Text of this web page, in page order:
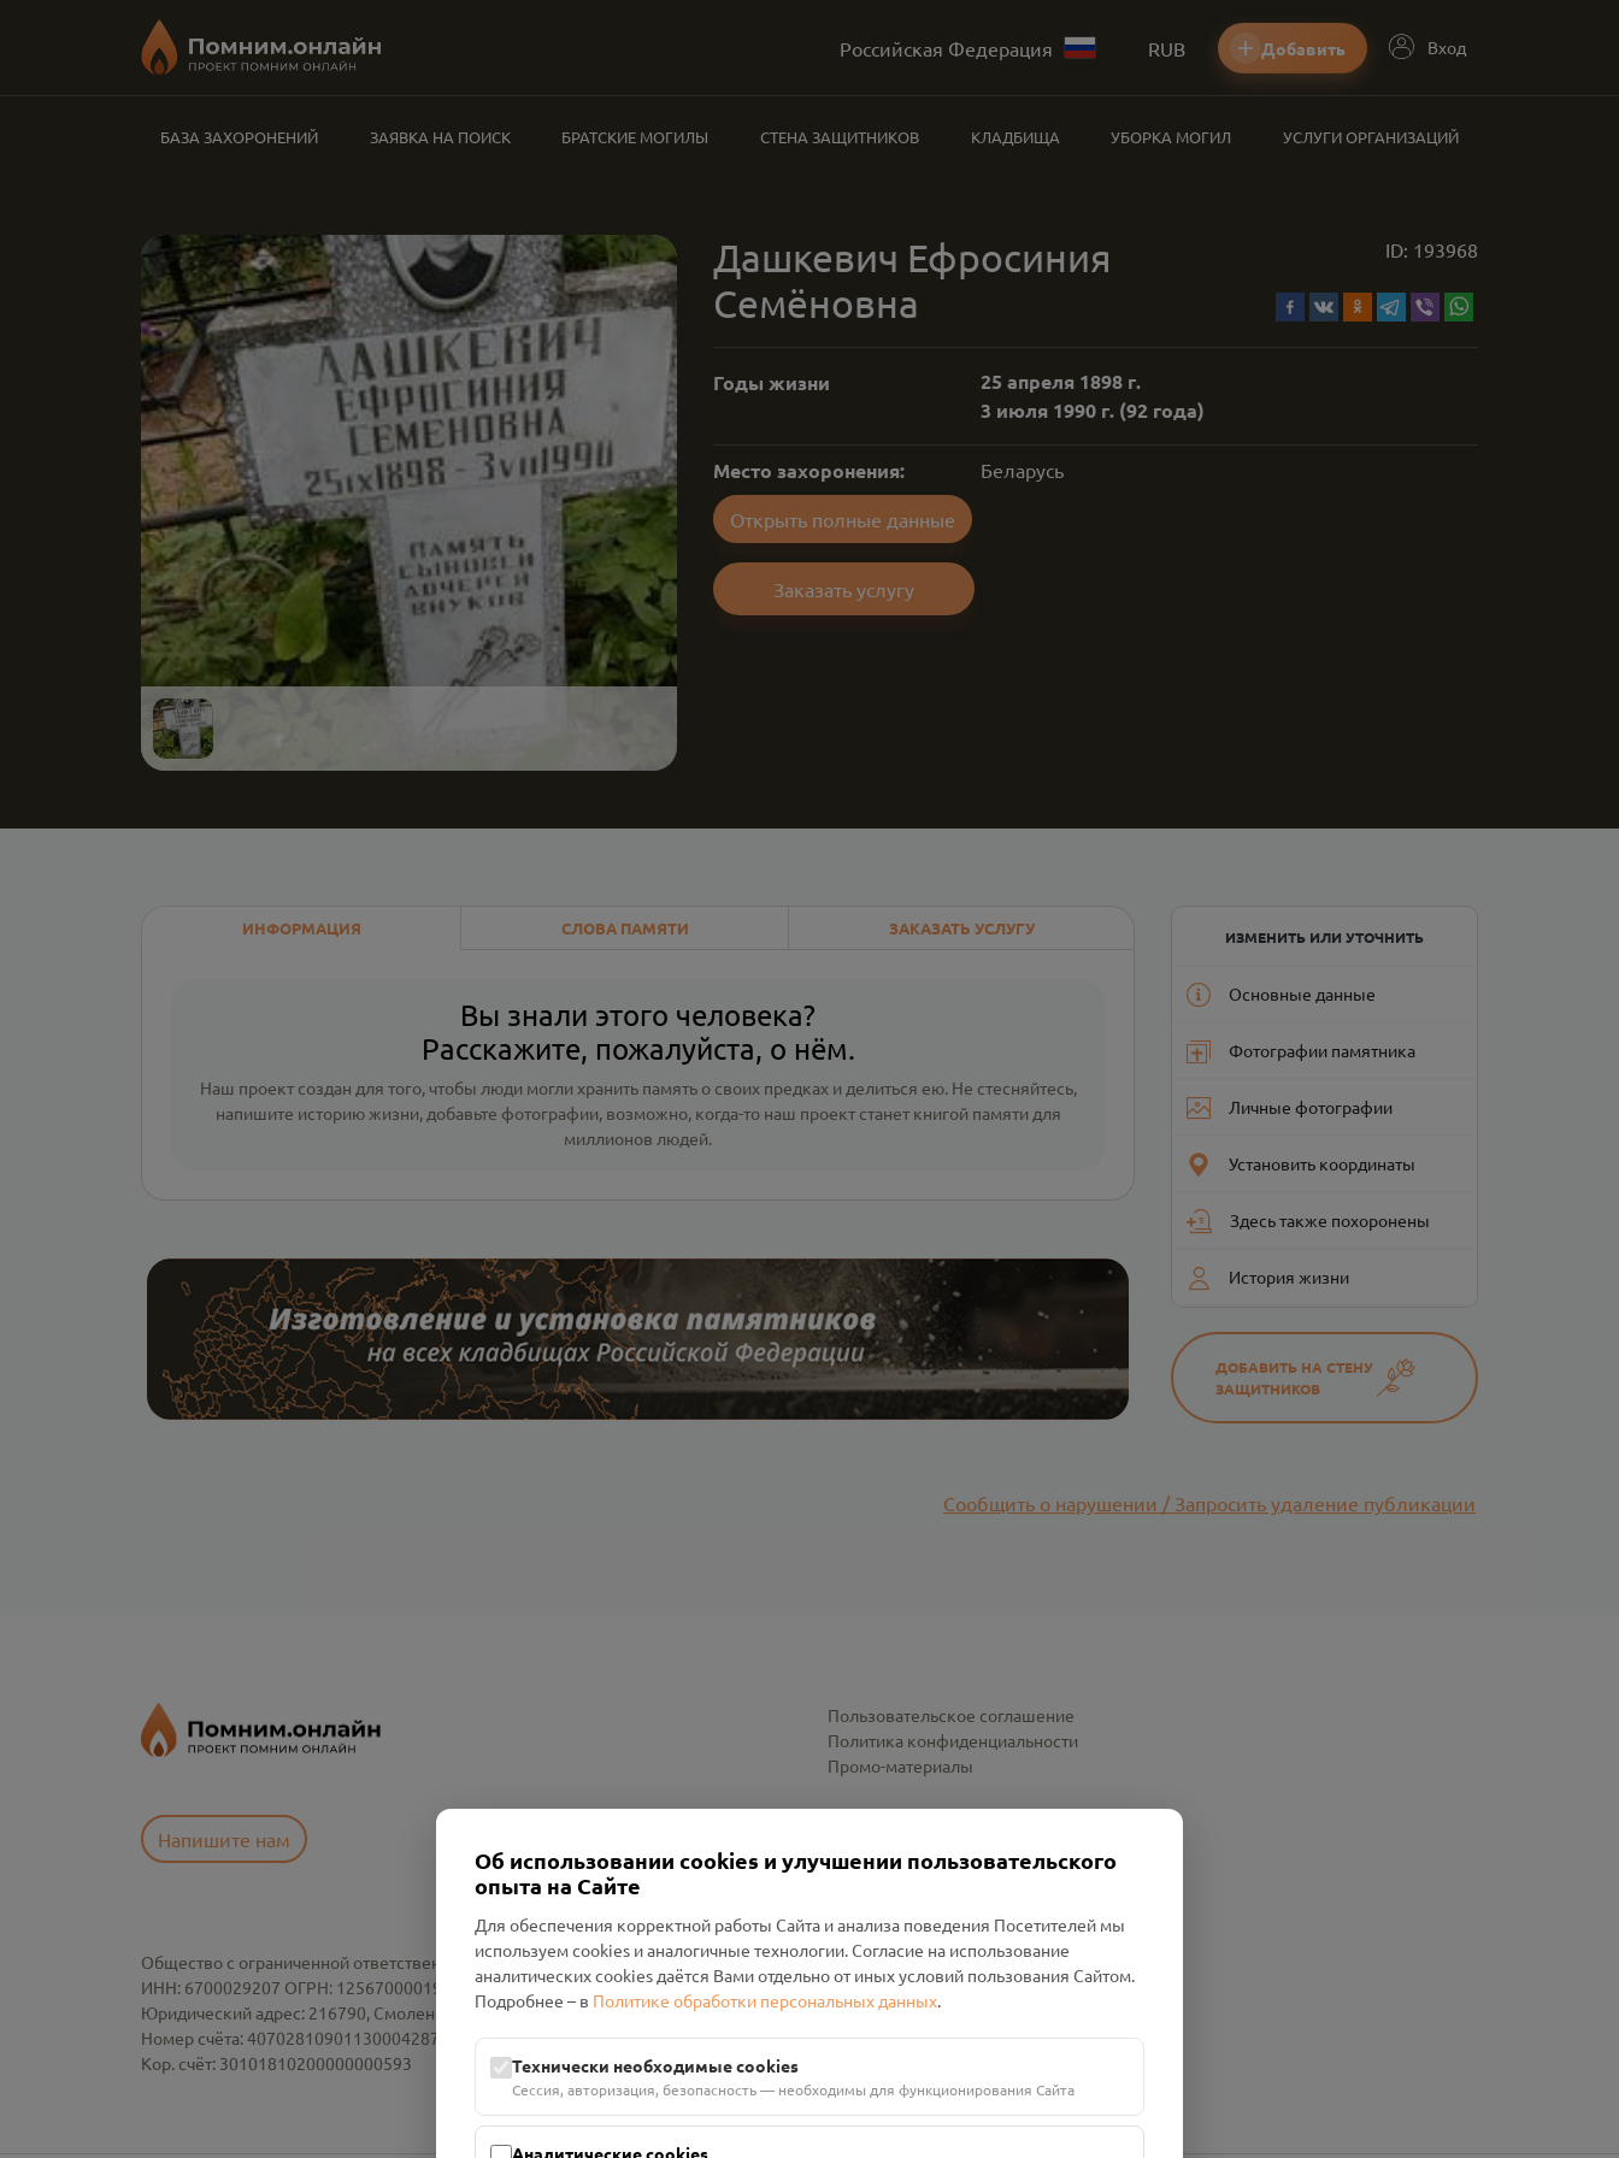
Российская Федерация RUB Добавить Вход
БАЗА ЗАХОРОНЕНИЙ ЗАЯВКА НА ПОИСК БРАТСКИЕ МОГИЛЫ СТЕНА ЗАЩИТНИКОВ КЛАДБИЩА УБОРКА МОГИЛ УСЛУГИ ОРГАНИЗАЦИЙ
Дашкевич Ефросиния
Семёновна
ID: 193968
Годы жизни
25 апреля 1898 г.
3 июля 1990 г. (92 года)
Место захоронения: Беларусь
Открыть полные данные
Заказать услугу
ИНФОРМАЦИЯ СЛОВА ПАМЯТИ ЗАКАЗАТЬ УСЛУГУ
Вы знали этого человека?
Расскажите, пожалуйста, о нём.
Наш проект создан для того, чтобы люди могли хранить память о своих предках и делиться ею. Не стесняйтесь,
напишите историю жизни, добавьте фотографии, возможно, когда-то наш проект станет книгой памяти для
миллионов людей.
ИЗМЕНИТЬ ИЛИ УТОЧНИТЬ
Основные данные
Фотографии памятника
Личные фотографии
Установить координаты
Здесь также похоронены
История жизни
ДОБАВИТЬ НА СТЕНУ
ЗАЩИТНИКОВ
Сообщить о нарушении / Запросить удаление публикации
Напишите нам
Пользовательское соглашение
Политика конфиденциальности
Промо-материалы
Общество с ограниченной ответственностью «Смоленский Проект Помним»
ИНН: 6700029207 ОГРН: 1256700001986
Юридический адрес: 216790, Смоленская область, р-н Руднянский, г. Рудня, улица Западная, д. 26А, пом. 18
Номер счёта: 40702810901130004287 в АО "АЛЬФА-БАНК"
Кор. счёт: 30101810200000000593
Об использовании cookies и улучшении пользовательского
опыта на Сайте
Для обеспечения корректной работы Сайта и анализа поведения Посетителей мы
используем cookies и аналогичные технологии. Согласие на использование
аналитических cookies даётся Вами отдельно от иных условий пользования Сайтом.
Подробнее – в Политике обработки персональных данных.
Технически необходимые cookies
Сессия, авторизация, безопасность — необходимы для функционирования Сайта
Аналитические cookies